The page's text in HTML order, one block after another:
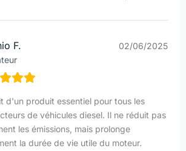
F. 02/06/2025
d'un produit essentiel pour tous les
de véhicules diesel. Il ne réduit pas
les émissions, mais prolonge
la durée de vie utile du moteur.